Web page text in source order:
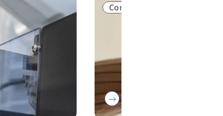
Corporate